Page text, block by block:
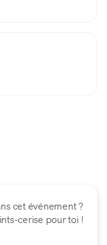
cet événement ?
cerise pour toi !